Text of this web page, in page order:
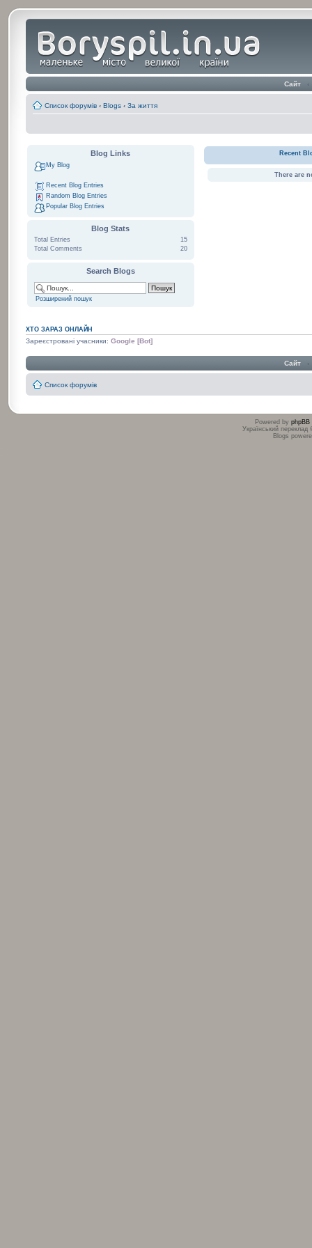
Сайт ‹
Список форумів ‹ Blogs ‹ За життя
Blog Links
My Blog
Recent Blog Entries
Random Blog Entries
Popular Blog Entries
Blog Stats
15
Total Entries
20
Total Comments
Search Blogs
Розширений пошук
Recent
There are
ХТО ЗАРАЗ ОНЛАЙН
Зареєстровані учасники: Google [Bot]
Сайт ‹
Список форумів
Powered by phpBB
Український
Blogs